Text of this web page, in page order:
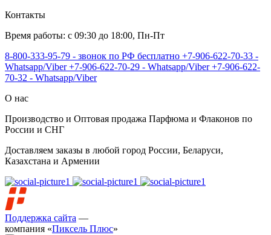
Контакты
Время работы: с 09:30 до 18:00, Пн-Пт
8-800-333-95-79 - звонок по РФ бесплатно +7-906-622-70-33 -
Whatsapp/Viber+7-906-622-70-29 - Whatsapp/Viber+7-906-622-
70-32 - Whatsapp/Viber
О нас
Производство и Оптовая продажа Парфюма и Флаконов по
России и СНГ
Доставляем заказы в любой город России, Беларуси,
Казахстана и Армении
Поддержка сайта —
компания «Пиксель Плюс»